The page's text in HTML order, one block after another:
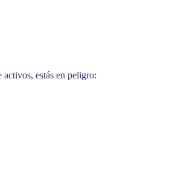
activos, estás en peligro: